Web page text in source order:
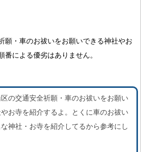
願・車のお祓いをお願いできる神社やお
番による優劣はありません。
の交通安全祈願・車のお祓いをお願い
お寺を紹介するよ。
とくに車のお祓い
神社・お寺を紹介 してるから参考にし